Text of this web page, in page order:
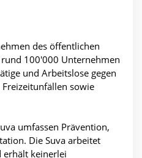
des öffentlichen
rund 100'000 Unternehmen
und Arbeitslose gegen
sowie
umfassen Prävention,
Die Suva arbeitet
keinerlei